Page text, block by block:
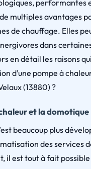
performantes
multiples avantages
de chauffage. Elles
dans
en détail les raisons
d’une pompe à
(13880) ?
et la domotique
beaucoup plus
des services
il est tout à fait